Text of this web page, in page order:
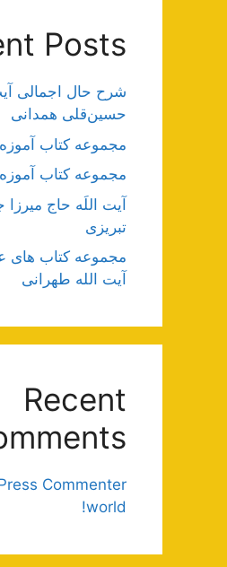
Posts
شرح حال اجمالی
حسین‌قلی همدانی
مجموعه کتاب
مجموعه کتاب
آیت اللَه حاج میرزا
تبریزی
مجموعه کتاب
آیت الله طهرانی
Recent
Commenter
world!